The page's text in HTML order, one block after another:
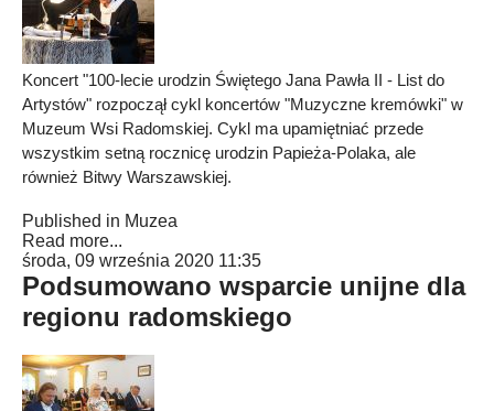
Koncert "100-lecie urodzin Świętego Jana Pawła II - List do
Artystów" rozpoczął cykl koncertów "Muzyczne kremówki" w
Muzeum Wsi Radomskiej. Cykl ma upamiętniać przede
wszystkim setną rocznicę urodzin Papieża-Polaka, ale
również Bitwy Warszawskiej.
Published in Muzea
Read more...
środa, 09 września 2020 11:35
Podsumowano wsparcie unijne dla
regionu radomskiego